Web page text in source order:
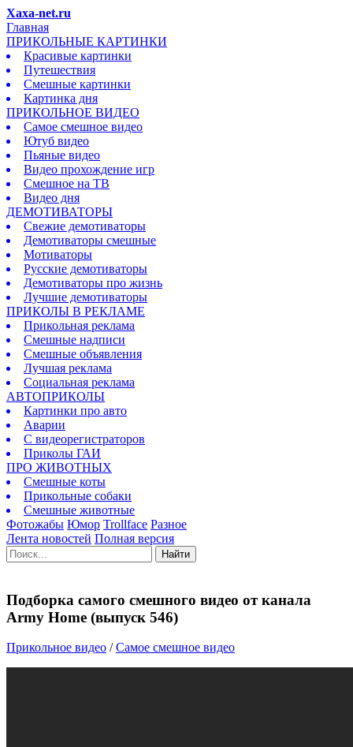
Xaxa-net.ru
Главная
ПРИКОЛЬНЫЕ КАРТИНКИ
Красивые картинки
Путешествия
Смешные картинки
Картинка дня
ПРИКОЛЬНОЕ ВИДЕО
Самое смешное видео
Ютуб видео
Пьяные видео
Видео прохождение игр
Смешное на ТВ
Видео дня
ДЕМОТИВАТОРЫ
Свежие демотиваторы
Демотиваторы смешные
Мотиваторы
Русские демотиваторы
Демотиваторы про жизнь
Лучшие демотиваторы
ПРИКОЛЫ В РЕКЛАМЕ
Прикольная реклама
Смешные надписи
Смешные объявления
Лучшая реклама
Социальная реклама
АВТОПРИКОЛЫ
Картинки про авто
Аварии
С видеорегистраторов
Приколы ГАИ
ПРО ЖИВОТНЫХ
Смешные коты
Прикольные собаки
Смешные животные
Фотожабы Юмор Trollface Разное
Лента новостей Полная версия
Найти
Подборка самого смешного видео от канала
Army Home (выпуск 546)
Прикольное видео /Самое смешное видео